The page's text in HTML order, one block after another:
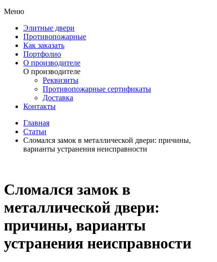
Меню
Элитные двери
Противопожарные
Как заказать
Портфолио
О производителе
О производителе
Реквизиты
Противопожарные сертификаты
Доставка
Контакты
Главная
Статьи
Сломался замок в металлической двери: причины,
варианты устранения неисправности
Сломался замок в
металлической двери:
причины, варианты
устранения неисправности